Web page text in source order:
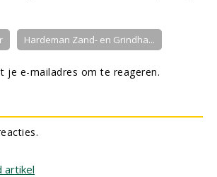
Hardeman Zand- en Grindha...
e-mailadres om te reageren.
artikel